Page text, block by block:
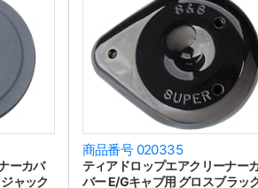
ーカバ
ャック
商品番号 020335
ティアドロップエアクリーナー
バー E/Gキャブ用 グロスブラッ